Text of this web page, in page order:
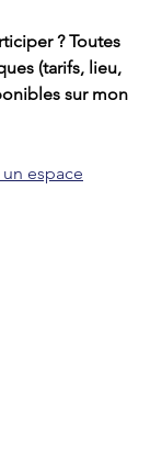
? Toutes
(tarifs, lieu,
sur mon
espace